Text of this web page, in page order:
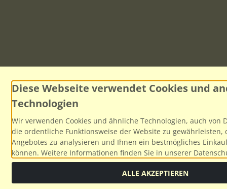
Diese Webseite verwendet Cookies und
Technologien
Wir verwenden Cookies und ähnliche Technologien, auch von
die ordentliche Funktionsweise der Website zu gewährleisten,
Angebotes zu analysieren und Ihnen ein bestmögliches
können. Weitere Informationen finden Sie in unserer
ALLE AKZEPTIEREN